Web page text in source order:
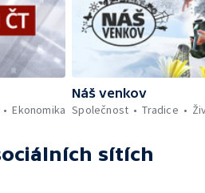
Ekonomika
Náš venkov
Společnost
Tradice
sítích